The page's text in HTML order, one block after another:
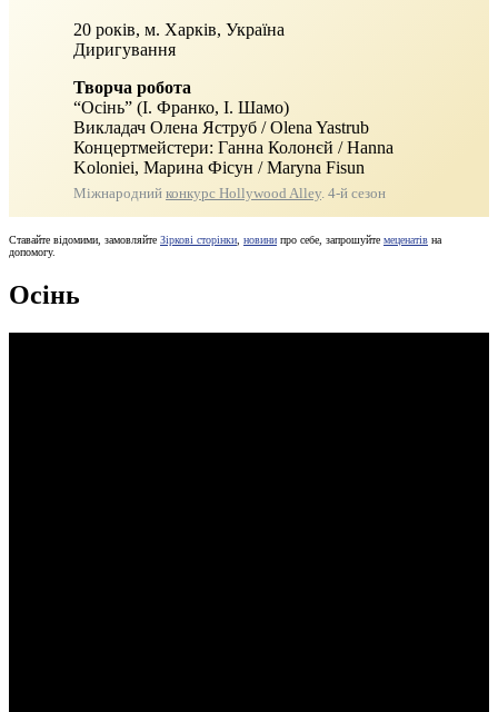
20 років, м. Харків, Україна
Диригування
Творча робота
“Осінь” (І. Франко, І. Шамо)
Викладач Олена Яструб / Olena Yastrub
Концертмейстери: Ганна Колонєй / Hanna
Koloniei, Марина Фісун / Maryna Fisun
Міжнародний конкурс Hollywood Alley . 4‑й сезон
Ставайте відомими, замовляйте Зіркові сторінки новини про себе, запрошуйте меценатів на
допомогу.
Осінь